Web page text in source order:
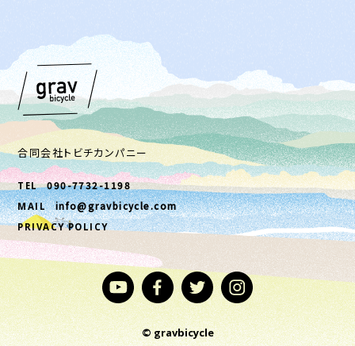
合同会社トビチカンパニー
TEL 090-7732-1198
MAIL info@gravbicycle.com
PRIVACY POLICY
© gravbicycle